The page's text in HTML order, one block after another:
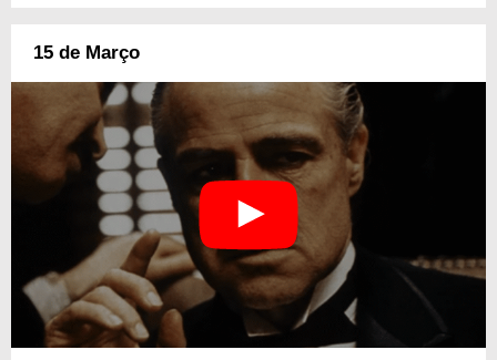
15 de Março